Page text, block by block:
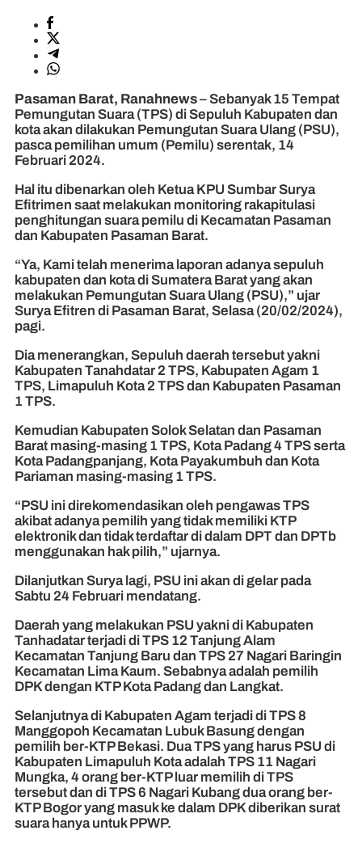
Pasaman Barat, Ranahnews– Sebanyak 15 Tempat
Pemungutan Suara (TPS) di Sepuluh Kabupaten dan
kota akan dilakukan Pemungutan Suara Ulang (PSU),
pasca pemilihan umum (Pemilu) serentak, 14
Februari 2024.
Hal itu dibenarkan oleh Ketua KPU Sumbar Surya
Efitrimen saat melakukan monitoring rakapitulasi
penghitungan suara pemilu di Kecamatan Pasaman
dan Kabupaten Pasaman Barat.
“Ya, Kami telah menerima laporan adanya sepuluh
kabupaten dan kota di Sumatera Barat yang akan
melakukan Pemungutan Suara Ulang (PSU),” ujar
Surya Efitren di Pasaman Barat, Selasa (20/02/2024),
pagi.
Dia menerangkan, Sepuluh daerah tersebut yakni
Kabupaten Tanahdatar 2 TPS, Kabupaten Agam 1
TPS, Limapuluh Kota 2 TPS dan Kabupaten Pasaman
1 TPS.
Kemudian Kabupaten Solok Selatan dan Pasaman
Barat masing-masing 1 TPS, Kota Padang 4 TPS serta
Kota Padangpanjang, Kota Payakumbuh dan Kota
Pariaman masing-masing 1 TPS.
“PSU ini direkomendasikan oleh pengawas TPS
akibat adanya pemilih yang tidak memiliki KTP
elektronik dan tidak terdaftar di dalam DPT dan DPTb
menggunakan hak pilih,” ujarnya.
Dilanjutkan Surya lagi, PSU ini akan di gelar pada
Sabtu 24 Februari mendatang.
Daerah yang melakukan PSU yakni di Kabupaten
Tanhadatar terjadi di TPS 12 Tanjung Alam
Kecamatan Tanjung Baru dan TPS 27 Nagari Baringin
Kecamatan Lima Kaum. Sebabnya adalah pemilih
DPK dengan KTP Kota Padang dan Langkat.
Selanjutnya di Kabupaten Agam terjadi di TPS 8
Manggopoh Kecamatan Lubuk Basung dengan
pemilih ber-KTP Bekasi. Dua TPS yang harus PSU di
Kabupaten Limapuluh Kota adalah TPS 11 Nagari
Mungka, 4 orang ber-KTP luar memilih di TPS
tersebut dan di TPS 6 Nagari Kubang dua orang ber-
KTP Bogor yang masuk ke dalam DPK diberikan surat
suara hanya untuk PPWP.